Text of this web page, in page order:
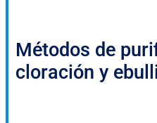
Métodos de
cloración y